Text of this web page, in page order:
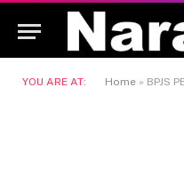
YOU ARE AT: Home » BPJS